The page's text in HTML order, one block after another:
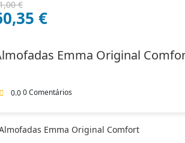
€
€.
€
€.
Emma Original
0.00 Comentários